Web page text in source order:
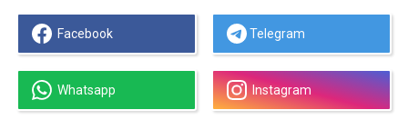
Facebook Telegram
Whatsapp Instagram